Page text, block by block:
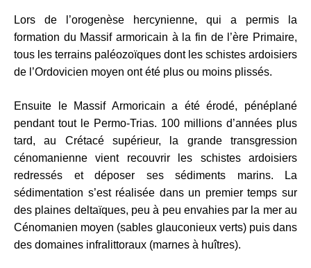
Lors de l’orogenèse hercynienne, qui a permis la
formation du Massif armoricain à la fin de l’ère Primaire,
tous les terrains paléozoïques dont les schistes ardoisiers
de l’Ordovicien moyen ont été plus ou moins plissés.
Ensuite le Massif Armoricain a été érodé, pénéplané
pendant tout le Permo-Trias. 100 millions d’années plus
tard, au Crétacé supérieur, la grande transgression
cénomanienne vient recouvrir les schistes ardoisiers
redressés et déposer ses sédiments marins. La
sédimentation s’est réalisée dans un premier temps sur
des plaines deltaïques, peu à peu envahies par la mer au
Cénomanien moyen (sables glauconieux verts) puis dans
des domaines infralittoraux (marnes à huîtres).